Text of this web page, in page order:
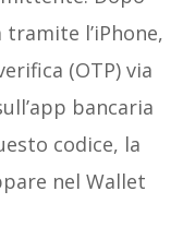
l’iPhone,
(OTP) via
bancaria
codice, la
nel Wallet